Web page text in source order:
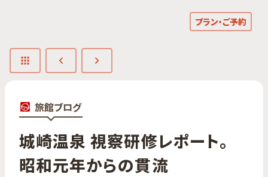
プラン・ご予約
旅館ブログ
城崎温泉 視察研修レポート。​
昭和元年からの​貫流